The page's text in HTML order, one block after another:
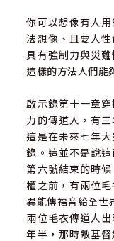
你可以想像有人
法想像、且要人
具有強制力與災
這樣的方法人們能
啟示錄第十一章
力的傳道人，有
這是在未來七年
錄。這並不是說
第六號結束的時
權之前，有兩位
異能傳福音給全世
兩位毛衣傳道人
年半，那時敵基